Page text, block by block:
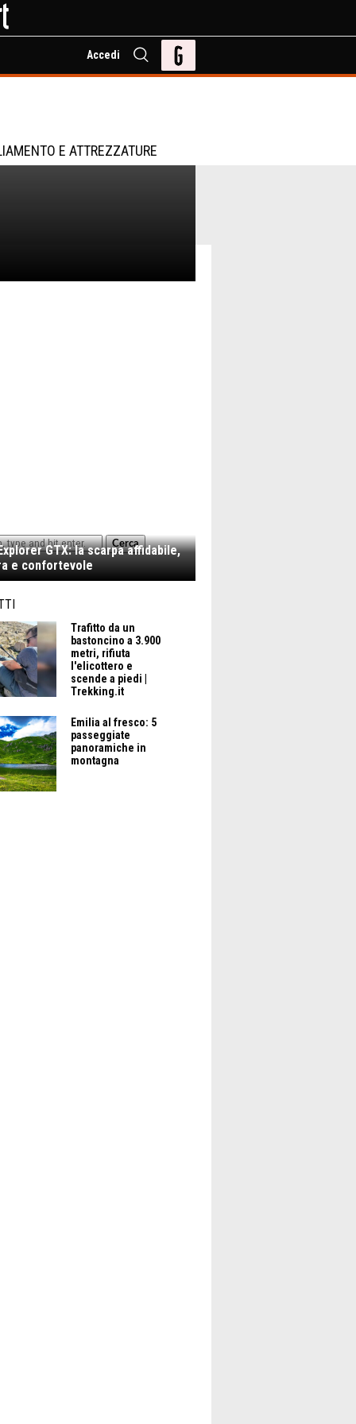
Accedi
E ATTREZZATURE
Cerca
GTX: la scarpa affidabile,
e confortevole
Trafitto da un
bastoncino a 3.900
metri, rifiuta
l'elicottero e
scende a piedi |
Trekking.it
Emilia al fresco: 5
passeggiate
panoramiche in
montagna